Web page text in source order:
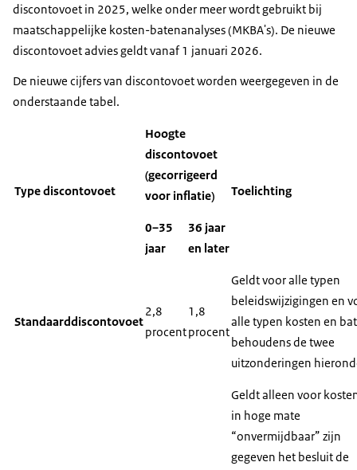
discontovoet in 2025, welke onder meer wordt gebruikt bij
maatschappelijke kosten-batenanalyses (MKBA's). De nieuwe
discontovoet advies geldt vanaf 1 januari 2026.
De nieuwe cijfers van discontovoet worden weergegeven in de
onderstaande tabel.
Type discontovoet
Hoogte
discontovoet
(gecorrigeerd
voor inflatie)
Toelichting
0–35
jaar
36 jaar
en later
Standaarddiscontovoet
2,8
procent
1,8
procent
Geldt voor alle typen
beleidswijzigingen en
alle typen kosten en
behoudens de twee
uitzonderingen
Geldt alleen voor
in hoge mate
“onvermijdbaar” zijn
gegeven het besluit de